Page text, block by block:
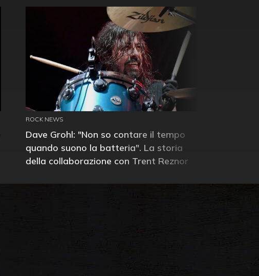
ROCK NEWS
Dave Grohl: "Non so contare il tempo
quando suono la batteria". La storia
della collaborazione con Trent Reznor